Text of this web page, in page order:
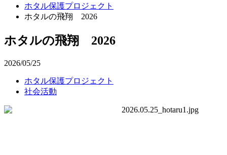
ホタル保護プロジェクト
ホタルの飛翔 2026
ホタルの飛翔 2026
2026/05/25
ホタル保護プロジェクト
社会活動